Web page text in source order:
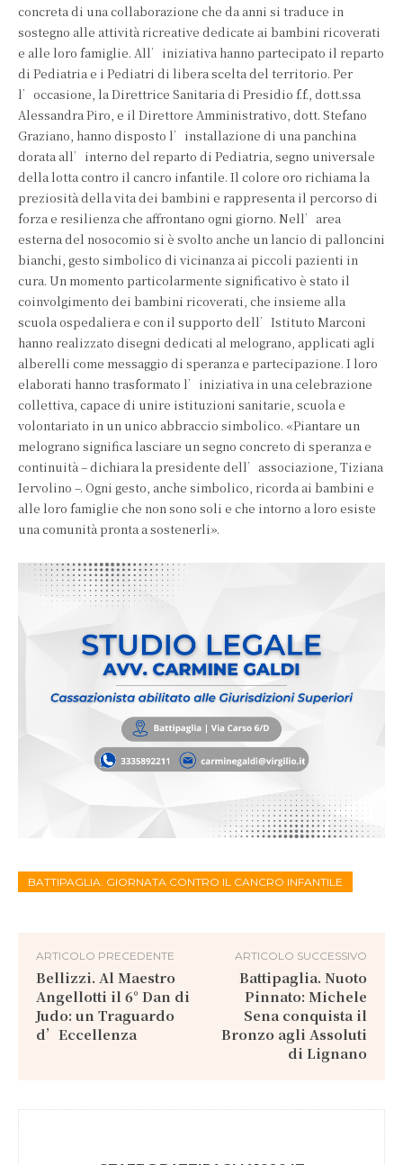
concreta di una collaborazione che da anni si traduce in
sostegno alle attività ricreative dedicate ai bambini ricoverati
e alle loro famiglie. All’iniziativa hanno partecipato il reparto
di Pediatria e i Pediatri di libera scelta del territorio. Per
l’occasione, la Direttrice Sanitaria di Presidio f.f., dott.ssa
Alessandra Piro, e il Direttore Amministrativo, dott. Stefano
Graziano, hanno disposto l’installazione di una panchina
dorata all’interno del reparto di Pediatria, segno universale
della lotta contro il cancro infantile. Il colore oro richiama la
preziosità della vita dei bambini e rappresenta il percorso di
forza e resilienza che affrontano ogni giorno. Nell’area
esterna del nosocomio si è svolto anche un lancio di palloncini
bianchi, gesto simbolico di vicinanza ai piccoli pazienti in
cura. Un momento particolarmente significativo è stato il
coinvolgimento dei bambini ricoverati, che insieme alla
scuola ospedaliera e con il supporto dell’Istituto Marconi
hanno realizzato disegni dedicati al melograno, applicati agli
alberelli come messaggio di speranza e partecipazione. I loro
elaborati hanno trasformato l’iniziativa in una celebrazione
collettiva, capace di unire istituzioni sanitarie, scuola e
volontariato in un unico abbraccio simbolico. «Piantare un
melograno significa lasciare un segno concreto di speranza e
continuità – dichiara la presidente dell’associazione, Tiziana
Iervolino –. Ogni gesto, anche simbolico, ricorda ai bambini e
alle loro famiglie che non sono soli e che intorno a loro esiste
una comunità pronta a sostenerli».
BATTIPAGLIA. GIORNATA CONTRO IL CANCRO INFANTILE
ARTICOLO PRECEDENTE
Bellizzi. Al Maestro
Angellotti il 6° Dan di
Judo: un Traguardo
d’Eccellenza
ARTICOLO SUCCESSIVO
Battipaglia. Nuoto
Pinnato: Michele
Sena conquista il
Bronzo agli Assoluti
di Lignano